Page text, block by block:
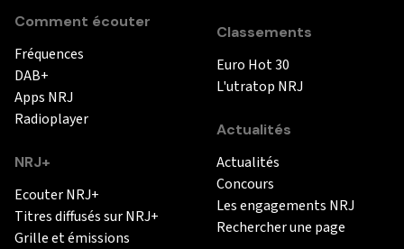
Comment écouter
Fréquences
DAB+
Apps NRJ
Radioplayer
NRJ+
Ecouter NRJ+
Titres diffusés sur NRJ+
Grille et émissions
Classements
Euro Hot 30
L'utratop NRJ
Actualités
Actualités
Concours
Les engagements NRJ
Rechercher une page